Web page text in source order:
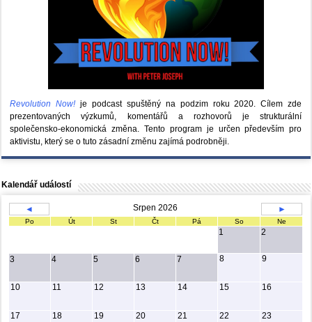
Revolution Now! je podcast spuštěný na podzim roku 2020.Cílem zde
prezentovaných výzkumů, komentářů a rozhovorů je strukturální
společensko-ekonomická změna. Tento program je určen především pro
aktivistu, který se o tuto zásadní změnu zajímá podrobněji.
Kalendář událostí
◄ Srpen 2026 ►
Po Út St Čt Pá So Ne
1 2
3 4 5 6 7 8 9
10 11 12 13 14 15 16
17 18 19 20 21 22 23